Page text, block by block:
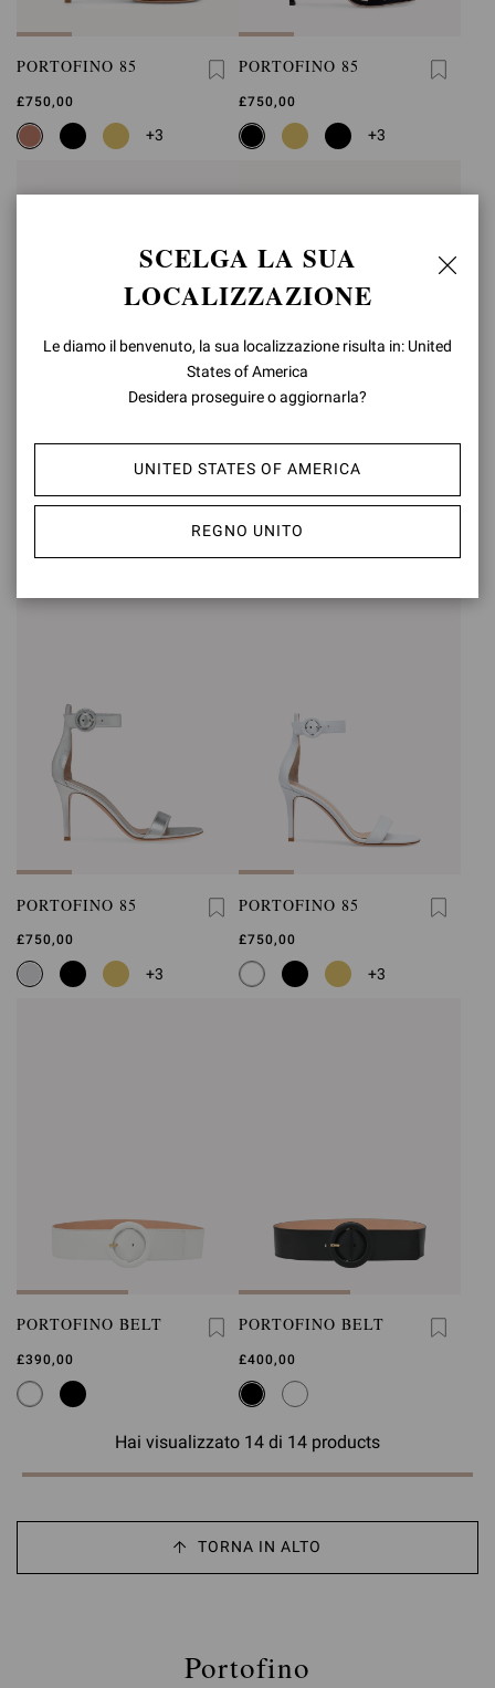
PORTOFINO 85
£750,00
+3
PORTOFINO 85
£750,00
+3
+3 +3
PORTOFINO 85
£750,00
+3
PORTOFINO 85
£750,00
+3
PORTOFINO BELT
£390,00
PORTOFINO BELT
£400,00
Hai visualizzato 14 di 14 products
TORNA IN ALTO
Portofino
SCELGA LA SUA
LOCALIZZAZIONE
Le diamo il benvenuto, la sua localizzazione risulta in: United
States of America
Desidera proseguire o aggiornarla?
UNITED STATES OF AMERICA
REGNO UNITO